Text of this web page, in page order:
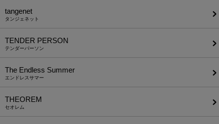
tangenet
タンジェネット
TENDER PERSON
テンダーパーソン
The Endless Summer
エンドレスサマー
THEOREM
セオレム